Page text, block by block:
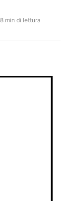
8 min di lettura